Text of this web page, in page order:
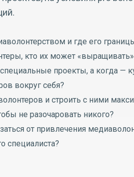
и где его
кто их может
проекты, а когда —
вокруг себя?
и строить с ними
не разочаровать никого?
от привлечения
специалиста?